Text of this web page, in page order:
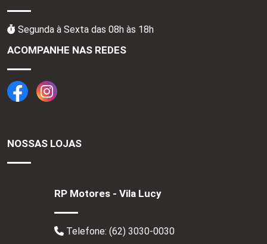
Segunda à Sexta das 08h às 18h
ACOMPANHE NAS REDES
NOSSAS LOJAS
RP Motores - Vila Lucy
Telefone: (62) 3030-0030